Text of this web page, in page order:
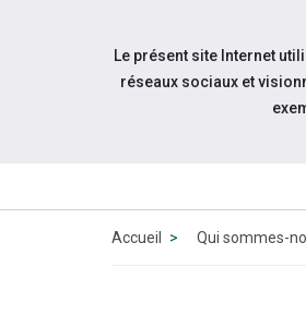
Aller au contenu
Accueil Qui sommes-
Le présent site Internet
réseaux sociaux et